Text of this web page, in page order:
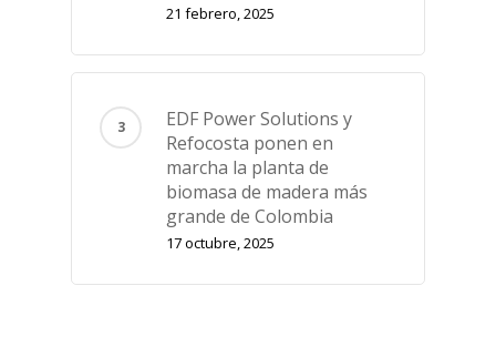
21 febrero, 2025
EDF Power Solutions y
Refocosta ponen en
marcha la planta de
biomasa de madera más
grande de Colombia
17 octubre, 2025